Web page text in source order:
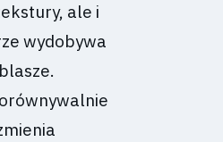
ale i
wydobywa